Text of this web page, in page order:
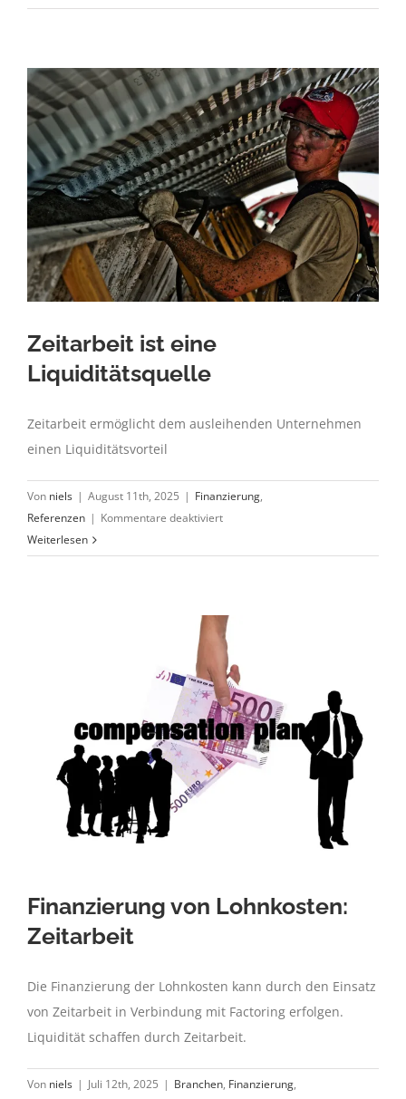
meinen
ich
die
Bank
Zeitarbeit ist eine
Liquiditätsquelle
Zeitarbeit ermöglicht dem ausleihenden Unternehmen
einen Liquiditätsvorteil
Von niels | August 11th, 2025 | Finanzierung,
Referenzen | Kommentare deaktiviertfür
ist
Weiterlesen
Finanzierung von Lohnkosten:
Zeitarbeit
Die Finanzierung der Lohnkosten kann durch den Einsatz
von Zeitarbeit in Verbindung mit Factoring erfolgen.
Liquidität schaffen durch Zeitarbeit.
Von niels | Juli 12th, 2025 | Branchen, Finanzierung,